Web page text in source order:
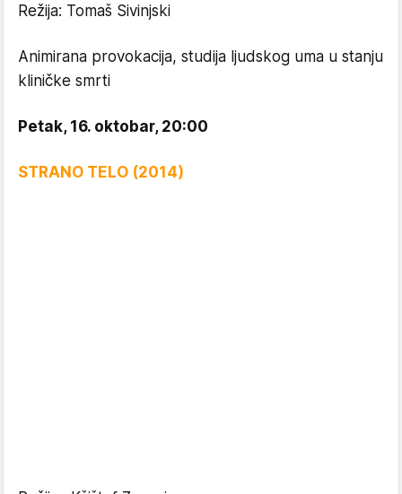
Režija: Tomaš Sivinjski
Animirana provokacija, studija ljudskog uma u stanju
kliničke smrti
Petak, 16. oktobar, 20:00
STRANO TELO (2014)